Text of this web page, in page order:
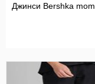
Джинси Bershka mom